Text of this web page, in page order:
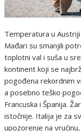
Temperatura u
Mađari su smanjili
toplotni val i suša u
kontinent koji se
pogođena rekordnim
a posebno teško
Francuska i Španija.
istočnije. Italija je za
upozorenje na